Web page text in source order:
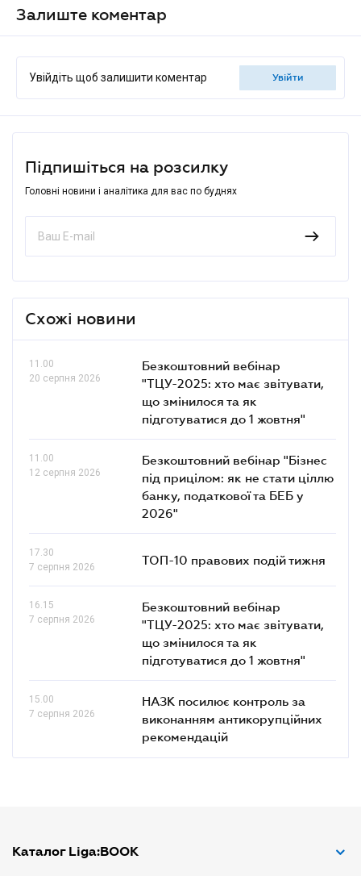
Залиште коментар
Увійдіть щоб залишити коментар увійти
Підпишіться на розсилку
Головні новини і аналітика для вас по буднях
Схожі новини
11.00
20 серпня 2026
Безкоштовний вебінар
"ТЦУ-2025: хто має звітувати,
що змінилося та як
підготуватися до 1 жовтня"
11.00
12 серпня 2026
Безкоштовний вебінар "Бізнес
під прицілом: як не стати ціллю
банку, податкової та БЕБ у
2026"
17.30
7 серпня 2026
ТОП-10 правових подій тижня
16.15
7 серпня 2026
Безкоштовний вебінар
"ТЦУ-2025: хто має звітувати,
що змінилося та як
підготуватися до 1 жовтня"
15.00
7 серпня 2026
НАЗК посилює контроль за
виконанням антикорупційних
рекомендацій
Каталог Liga:BOOK